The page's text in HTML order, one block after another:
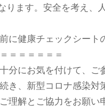
ります。安全を考え、
に健康チェックシート
＝＝＝＝＝＝
分にお気を付けて、ご
き、新型コロナ感染対
理解とご協力をお願い